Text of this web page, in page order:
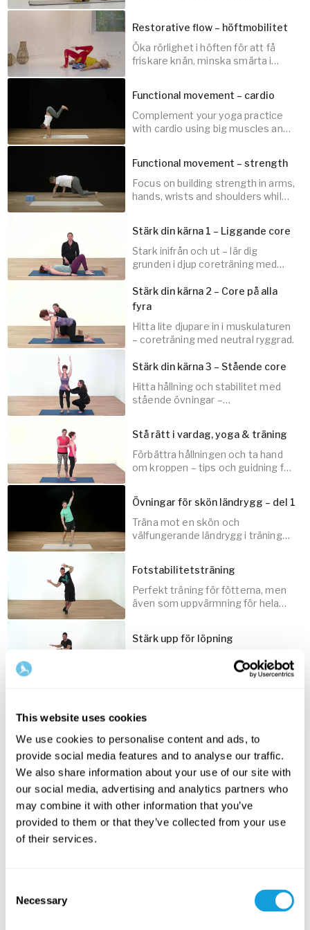
This website uses cookies
We use cookies to personalise content and ads, to
provide social media features and to analyse our traffic.
We also share information about your use of our site with
our social media, advertising and analytics partners who
may combine it with other information that you’ve
provided to them or that they’ve collected from your use
of their services.
Selection
Necessary
träningsprogrammet
20min
10min
Restorative flow – höftmobilitet
Öka rörlighet i höften för att få
friskare knän, minska smärta i
15min
Functional movement – cardio
Complement your yoga practice
with cardio using big muscles and
20min
Functional movement – strength
Focus on building strength in arms,
hands, wrists and shoulders while
20
Stärk din kärna 1 – Liggande core
Stark inifrån och ut – lär dig
grunden i djup coreträning med
Stärk din kärna 2 – Core på alla
fyra
Hitta lite djupare in i muskulaturen
– coreträning med neutral ryggrad.
Stärk din kärna 3 – Stående core
Hitta hållning och stabilitet med
stående övningar –
5min
Stå rätt i vardag, yoga & träning
Förbättra hållningen och ta hand
om kroppen – tips och guidning för
position.
min
Övningar för skön ländrygg – del 1
Träna mot en skön och
välfungerande ländrygg i träning
Fotstabilitetsträning
Perfekt träning för fötterna, men
även som uppvärmning för hela
10min
Stärk upp för löpning
Teknikövningar och inspiration för
lättare och mer effektiv löpning.
20min
rump-pass, träningsvärk och
massor av funktion utlovas!
Stärk upp axlarna – 3D-träning
Effektiv träning för stabilitet och
rörlighet som ger hälsosamma
axlar.